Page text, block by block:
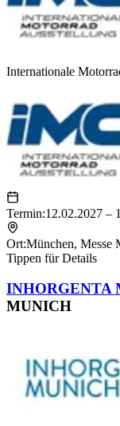
Internationale
Termin:12.02.2027 –
Ort:München, Messe
Tippen für Details
INHORGENTA
MUNICH